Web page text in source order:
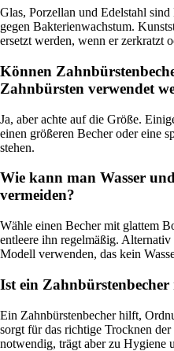
Glas, Porzellan und Edelstahl
gegen Bakterienwachstum.
ersetzt werden, wenn er zerkratzt
Können
Zahnbürsten verwendet
Ja, aber achte auf die Größe.
einen größeren Becher oder eine
stehen.
Wie kann man Wasser
vermeiden?
Wähle einen Becher mit glattem
entleere ihn regelmäßig.
Modell verwenden, das kein
Ist ein Zahnbürstenbecher
Ein Zahnbürstenbecher hilft,
sorgt für das richtige Trocknen
notwendig, trägt aber zu Hygiene